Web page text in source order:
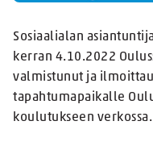
Sosiaalialan
kerran 4.10.2022
valmistunut ja
tapahtumapaikalle
koulutukseen verkossa.